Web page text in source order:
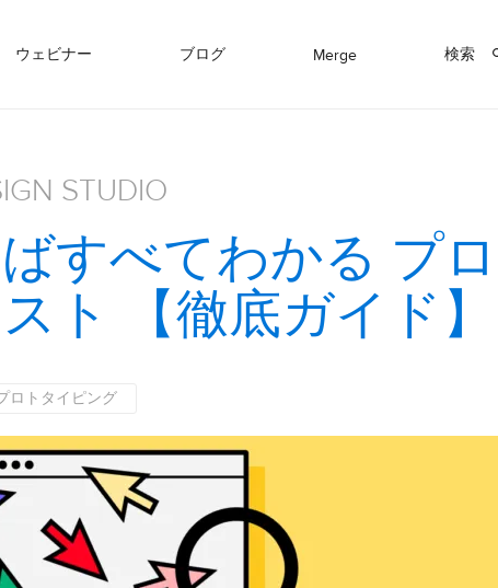
ウェビナー ブログ Merge 検索
STUDIO
すべてわかる プロ
ト 【徹底ガイド】
ロトタイピング